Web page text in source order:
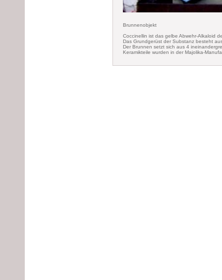
Brunnenobjekt
Coccinellin ist das gelbe Abwehr-Alkaloid
Das Grundgerüst der Substanz besteht
Der Brunnen setzt sich aus 4
Keramikteile wurden in der Majolika-